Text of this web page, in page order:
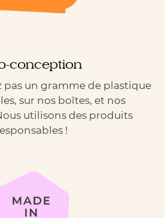
conception
pas un gramme de plastique
sur nos boîtes, et nos
utilisons des produits
!